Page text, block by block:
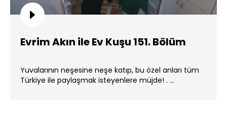
Evrim Akın ile Ev Kuşu 151. Bölüm
Yuvalarının neşesine neşe katıp, bu özel anları tüm
Türkiye ile paylaşmak isteyenlere müjde! . ...